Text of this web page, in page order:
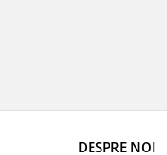
DESPRE NOI